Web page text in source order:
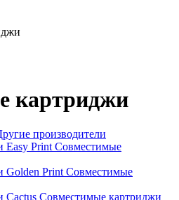
картриджи
производители
Совместимые
Совместимые
Совместимые картриджи